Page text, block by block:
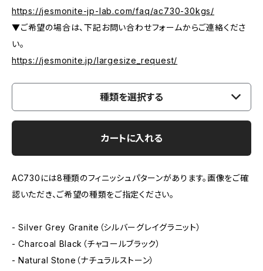
https://jesmonite-jp-lab.com/faq/ac730-30kgs/
▼ご希望の場合は、下記お問い合わせフォームからご連絡くださ
い。
https://jesmonite.jp/largesize_request/
種類を選択する
カートに入れる
AC730には8種類のフィニッシュパターンがあります。画像をご確
認いただき、ご希望の種類をご指定ください。
- Silver Grey Granite（シルバーグレイグラニット）
- Charcoal Black（チャコールブラック）
- Natural Stone（ナチュラルストーン）